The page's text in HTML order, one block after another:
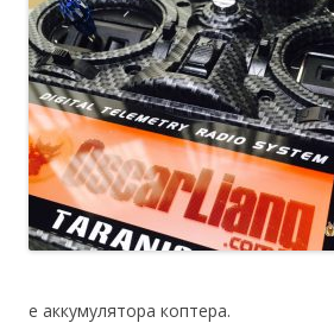
е аккумулятора коптера.